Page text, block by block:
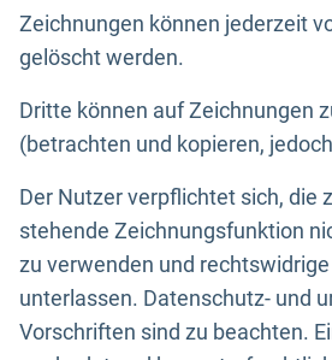
Zeichnungen können jederzeit
gelöscht werden.
Dritte können auf Zeichnungen
(betrachten und kopieren,
Der Nutzer verpflichtet sich, die
stehende Zeichnungsfunktion
zu verwenden und
unterlassen. Datenschutz- und
Vorschriften sind zu beachten.